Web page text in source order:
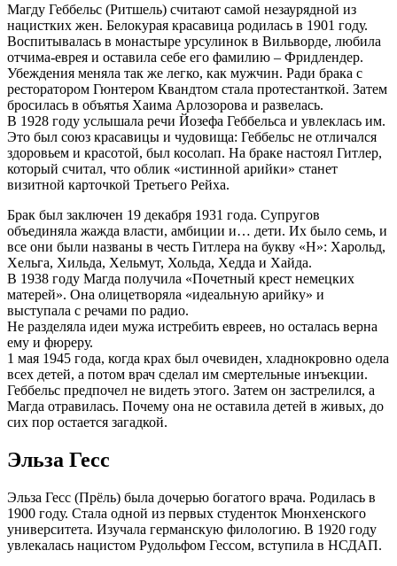
Магду Геббельс (Ритшель) считают самой незаурядной из
нацистких жен. Белокурая красавица родилась в 1901 году.
Воспитывалась в монастыре урсулинок в Вильворде, любила
отчима-еврея и оставила себе его фамилию – Фридлендер.
Убеждения меняла так же легко, как мужчин. Ради брака с
ресторатором Гюнтером Квандтом стала протестанткой. Затем
бросилась в объятья Хаима Арлозорова и развелась.
В 1928 году услышала речи Йозефа Геббельса и увлеклась им.
Это был союз красавицы и чудовища: Геббельс не отличался
здоровьем и красотой, был косолап. На браке настоял Гитлер,
который считал, что облик «истинной арийки» станет
визитной карточкой Третьего Рейха.
Брак был заключен 19 декабря 1931 года. Супругов
объединяла жажда власти, амбиции и… дети. Их было семь, и
все они были названы в честь Гитлера на букву «H»: Харольд,
Хельга, Хильда, Хельмут, Хольда, Хедда и Хайда.
В 1938 году Магда получила «Почетный крест немецких
матерей». Она олицетворяла «идеальную арийку» и
выступала с речами по радио.
Не разделяла идеи мужа истребить евреев, но осталась верна
ему и фюреру.
1 мая 1945 года, когда крах был очевиден, хладнокровно одела
всех детей, а потом врач сделал им смертельные инъекции.
Геббельс предпочел не видеть этого. Затем он застрелился, а
Магда отравилась. Почему она не оставила детей в живых, до
сих пор остается загадкой.
Эльза Гесс
Эльза Гесс (Прёль) была дочерью богатого врача. Родилась в
1900 году. Стала одной из первых студенток Мюнхенского
университета. Изучала германскую филологию. В 1920 году
увлекалась нацистом Рудольфом Гессом, вступила в НСДАП.